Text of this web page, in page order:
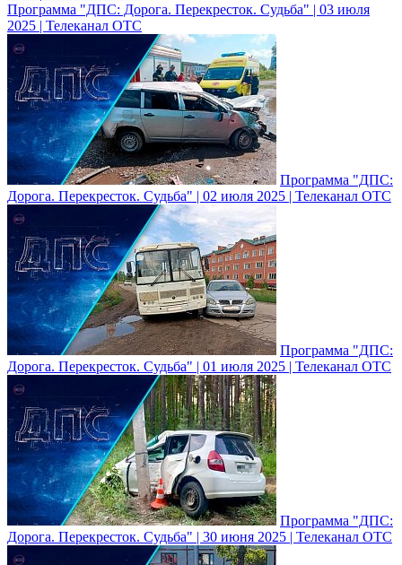
Программа "ДПС: Дорога. Перекресток. Судьба" | 03 июля
2025 | Телеканал ОТС
Программа "ДПС:
Дорога. Перекресток. Судьба" | 02 июля 2025 | Телеканал ОТС
Программа "ДПС:
Дорога. Перекресток. Судьба" | 01 июля 2025 | Телеканал ОТС
Программа "ДПС:
Дорога. Перекресток. Судьба" | 30 июня 2025 | Телеканал ОТС